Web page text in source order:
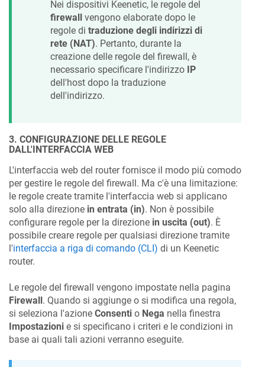
Nei dispositivi Keenetic, le regole del
firewall
vengono elaborate dopo le
regole di traduzione degli indirizzi di
rete (NAT). Pertanto, durante la
creazione delle regole del firewall, è
necessario specificare l'indirizzo
IP
dell'host dopo la traduzione
dell'indirizzo.
3. CONFIGURAZIONE DELLE REGOLE
DALL'INTERFACCIA WEB
L'interfaccia web del router fornisce il modo più comodo
per gestire le regole del firewall. Ma c'è una limitazione:
le regole create tramite l'interfaccia web si applicano
solo alla direzione in entrata (in). Non è possibile
configurare regole per la direzione in uscita (out). È
possibile creare regole per qualsiasi direzione tramite
l'interfaccia a riga di comando (CLI) di un Keenetic
router.
Le regole del firewall vengono impostate nella pagina
Firewall. Quando si aggiunge o si modifica una regola,
si seleziona l'azione Consenti o Nega nella finestra
Impostazioni e si specificano i criteri e le condizioni in
base ai quali tali azioni verranno eseguite.